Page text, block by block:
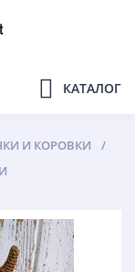
КАТАЛОГ
И КОРОВКИ